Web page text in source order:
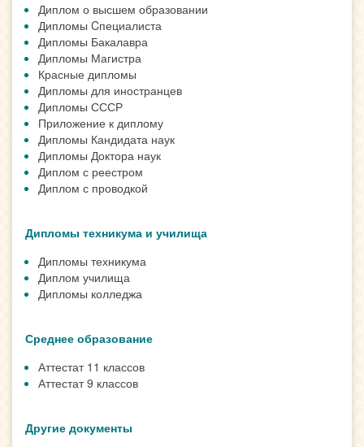
Диплом о высшем образовании
Дипломы Cпециалиста
Дипломы Бакалавра
Дипломы Магистра
Красные дипломы
Дипломы для иностранцев
Дипломы СССР
Приложение к диплому
Дипломы Кандидата наук
Дипломы Доктора наук
Диплом с реестром
Диплом с проводкой
Дипломы техникума и училища
Дипломы техникума
Диплом училища
Дипломы колледжа
Среднее образование
Аттестат 11 классов
Аттестат 9 классов
Другие документы